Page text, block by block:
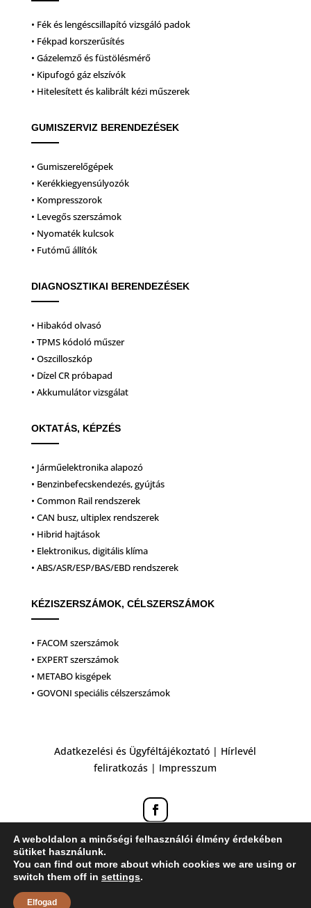
• Fék és lengéscsillapító vizsgáló padok
• Fékpad korszerűsítés
• Gázelemző és füstölésmérő
• Kipufogó gáz elszívók
• Hitelesített és kalibrált kézi műszerek
GUMISZERVIZ BERENDEZÉSEK
• Gumiszerelőgépek
• Kerékkiegyensúlyozók
• Kompresszorok
• Levegős szerszámok
• Nyomaték kulcsok
• Futómű állítók
DIAGNOSZTIKAI BERENDEZÉSEK
• Hibakód olvasó
• TPMS kódoló műszer
• Oszcilloszkóp
• Dízel CR próbapad
• Akkumulátor vizsgálat
OKTATÁS, KÉPZÉS
• Járműelektronika alapozó
• Benzinbefecskendezés, gyújtás
• Common Rail rendszerek
• CAN busz, ultiplex rendszerek
• Hibrid hajtások
• Elektronikus, digitális klíma
• ABS/ASR/ESP/BAS/EBD rendszerek
KÉZISZERSZÁMOK, CÉLSZERSZÁMOK
• FACOM szerszámok
• EXPERT szerszámok
• METABO kisgépek
• GOVONI speciális célszerszámok
Adatkezelési és Ügyféltájékoztató | Hírlevél
feliratkozás | Impresszum
A weboldalon a minőségi felhasználói élmény érdekében
sütiket használunk.
You can find out more about which cookies we are using or
switch them off in settings.
Elfogad